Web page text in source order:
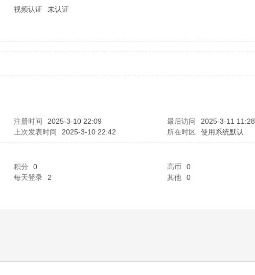
视频认证 未认证
注册时间 2025-3-10 22:09 最后访问
2025-3-11 11:28
上次发表时间 2025-3-10 22:42 所在时区 使用系统默认
积分 0 高币
0
每天登录 2 其他
0